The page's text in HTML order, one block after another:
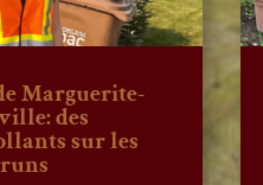
Marguerite-
des
sur les